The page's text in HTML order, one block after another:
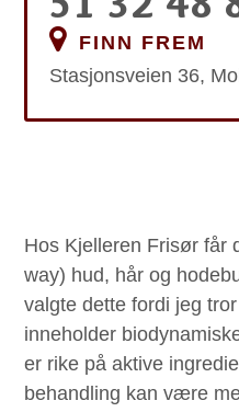
FINN FREM
Stasjonsveien 36,
Hos Kjelleren Frisør får
way) hud, hår og
valgte dette fordi jeg
inneholder
er rike på aktive
behandling kan være